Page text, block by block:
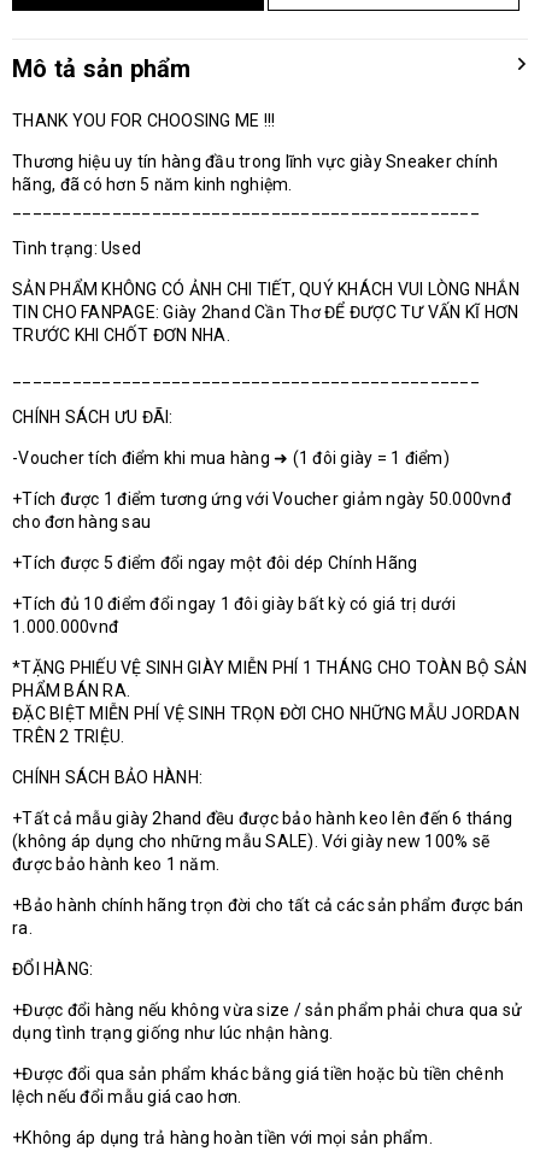
Mô tả sản phẩm
THANK YOU FOR CHOOSING ME !!!
Thương hiệu uy tín hàng đầu trong lĩnh vực giày Sneaker chính
hãng, đã có hơn 5 năm kinh nghiệm.
Tình trạng: Used
SẢN PHẨM KHÔNG CÓ ẢNH CHI TIẾT, QUÝ KHÁCH VUI LÒNG NHẮN
TIN CHO FANPAGE: Giày 2hand Cần Thơ ĐỂ ĐƯỢC TƯ VẤN KĨ HƠN
TRƯỚC KHI CHỐT ĐƠN NHA.
CHÍNH SÁCH ƯU ĐÃI:
-Voucher tích điểm khi mua hàng ➜ (1 đôi giày = 1 điểm)
+Tích được 1 điểm tương ứng với Voucher giảm ngày 50.000vnđ
cho đơn hàng sau
+Tích được 5 điểm đổi ngay một đôi dép Chính Hãng
+Tích đủ 10 điểm đổi ngay 1 đôi giày bất kỳ có giá trị dưới
1.000.000vnđ
*TẶNG PHIẾU VỆ SINH GIÀY MIỄN PHÍ 1 THÁNG CHO TOÀN BỘ SẢN
PHẨM BÁN RA.
ĐẶC BIỆT MIỄN PHÍ VỆ SINH TRỌN ĐỜI CHO NHỮNG MẪU JORDAN
TRÊN 2 TRIỆU.
CHÍNH SÁCH BẢO HÀNH:
+Tất cả mẫu giày 2hand đều được bảo hành keo lên đến 6 tháng
(không áp dụng cho những mẫu SALE). Với giày new 100% sẽ
được bảo hành keo 1 năm.
+Bảo hành chính hãng trọn đời cho tất cả các sản phẩm được bán
ra.
ĐỔI HÀNG:
+Được đổi hàng nếu không vừa size / sản phẩm phải chưa qua sử
dụng tình trạng giống như lúc nhận hàng.
+Được đổi qua sản phẩm khác bằng giá tiền hoặc bù tiền chênh
lệch nếu đổi mẫu giá cao hơn.
+Không áp dụng trả hàng hoàn tiền với mọi sản phẩm.